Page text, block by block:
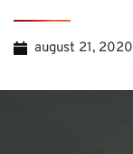
august 21, 2020